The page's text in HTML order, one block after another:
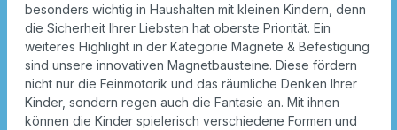
besonders wichtig in Haushalten mit kleinen Kindern, denn
die Sicherheit Ihrer Liebsten hat oberste Priorität. Ein
weiteres Highlight in der Kategorie Magnete & Befestigung
sind unsere innovativen Magnetbausteine. Diese fördern
nicht nur die Feinmotorik und das räumliche Denken Ihrer
Kinder, sondern regen auch die Fantasie an. Mit ihnen
können die Kinder spielerisch verschiedene Formen und